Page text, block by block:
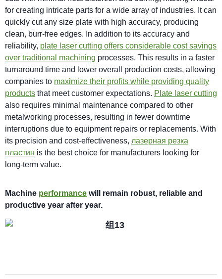
for creating intricate parts for a wide array of industries. It can
quickly cut any size plate with high accuracy, producing
clean, burr-free edges. In addition to its accuracy and
reliability, plate laser cutting offers considerable cost savings
over traditional machining processes. This results in a faster
turnaround time and lower overall production costs, allowing
companies to maximize their profits while providing quality
products that meet customer expectations. Plate laser cutting
also requires minimal maintenance compared to other
metalworking processes, resulting in fewer downtime
interruptions due to equipment repairs or replacements. With
its precision and cost-effectiveness, лазерная резка
пластин is the best choice for manufacturers looking for
long-term value.
Machine performance will remain robust, reliable and
productive year after year.